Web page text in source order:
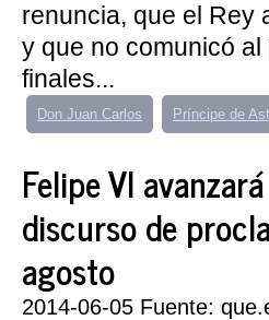
renuncia, que el Rey
y que no comunicó
finales...
Don Juan Carlos Príncipe de
Felipe VI
discurso de
agosto
2014-06-05 Fuente: